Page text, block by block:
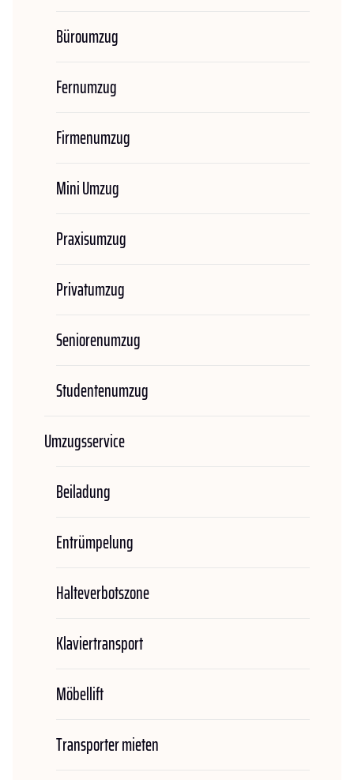
Büroumzug
Fernumzug
Firmenumzug
Mini Umzug
Praxisumzug
Privatumzug
Seniorenumzug
Studentenumzug
Umzugsservice
Beiladung
Entrümpelung
Halteverbotszone
Klaviertransport
Möbellift
Transporter mieten